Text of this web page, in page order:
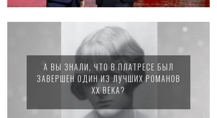
А ВЫ ЗНАЛИ, ЧТО В ПЛАТРЕСЕ БЫЛ
ЗАВЕРШЕН ОДИН ИЗ ЛУЧШИХ РОМАНОВ
XX ВЕКА?